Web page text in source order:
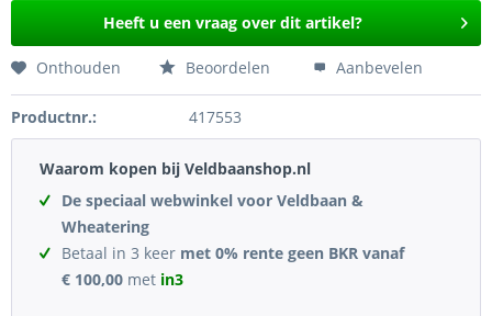
Heeft u een vraag over dit artikel?
Onthouden Beoordelen Aanbevelen
Productnr.: 417553
Waarom kopen bij Veldbaanshop.nl
De speciaal webwinkel voor Veldbaan &
Wheatering
Betaal in 3 keer met 0% rente geen BKR vanaf
€ 100,00 met in3